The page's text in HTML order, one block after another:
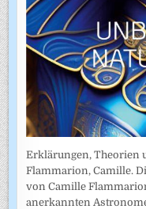
Erklärungen, Theorien
Flammarion, Camille.
von Camille
anerkannten